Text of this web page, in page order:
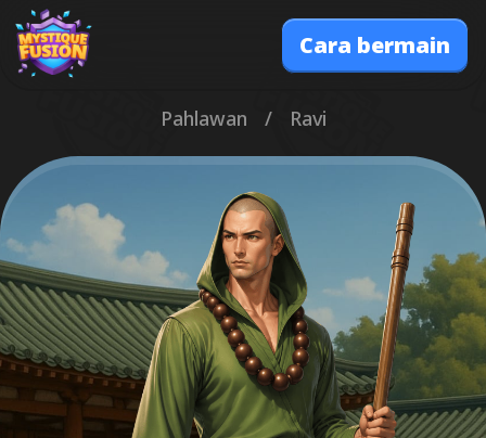
Cara bermain
Pahlawan / Ravi